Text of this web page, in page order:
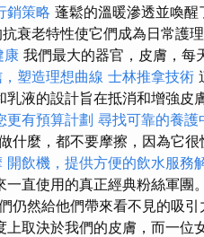
銷策略 蓬鬆的溫暖滲透並喚醒
衰老特性使它們成為日常護
康 我們最大的器官，皮膚，每
塑造理想曲線 士林推拿技術
乳液的設計旨在抵消和增強皮
更有預算計劃 尋找可靠的養護
什麼，都不要摩擦，因為它很
開飲機，提供方便的飲水服務
一直使用的真正經典粉絲軍團
然給他們帶來看不見的吸引
上取決於我們的皮膚，而一位